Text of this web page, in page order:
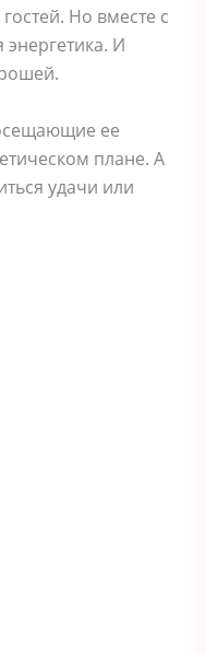
Но вместе с
И
ее
плане. А
удачи или